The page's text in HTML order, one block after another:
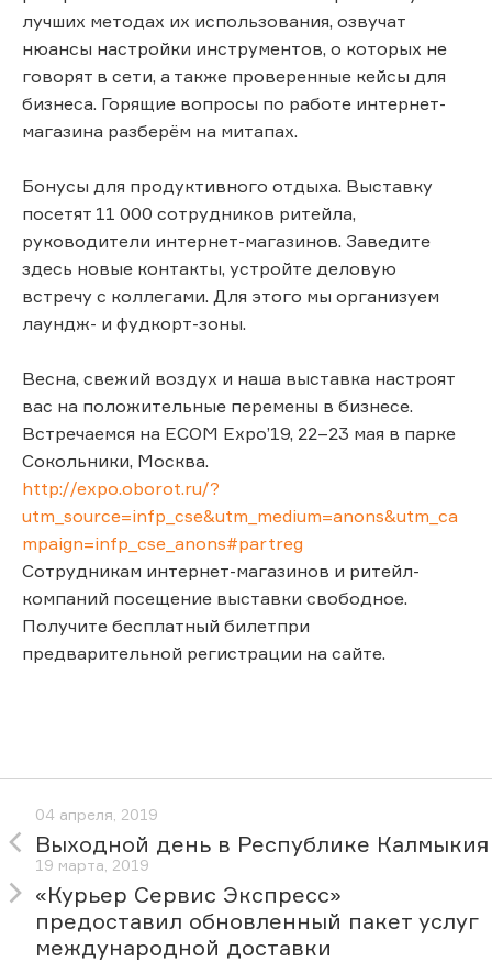
лучших методах их использования, озвучат
нюансы настройки инструментов, о которых не
говорят в сети, а также проверенные кейсы для
бизнеса. Горящие вопросы по работе интернет-
магазина разберём на митапах.
Бонусы для продуктивного отдыха. Выставку
посетят 11 000 сотрудников ритейла,
руководители интернет-магазинов. Заведите
здесь новые контакты, устройте деловую
встречу с коллегами. Для этого мы организуем
лаундж- и фудкорт-зоны.
Весна, свежий воздух и наша выставка настроят
вас на положительные перемены в бизнесе.
Встречаемся на ECOM Expo’19, 22–23 мая в парке
Сокольники, Москва.
http://expo.oborot.ru/?
utm_source=infp_cse&utm_medium=anons&utm_ca
mpaign=infp_cse_anons#partreg
Сотрудникам интернет-магазинов и ритейл-
компаний посещение выставки свободное.
Получите бесплатный билетпри
предварительной регистрации на сайте.
04 апреля, 2019
Выходной день в Республике Калмыкия
19 марта, 2019
«Курьер Сервис Экспресс»
предоставил обновленный пакет услуг
международной доставки